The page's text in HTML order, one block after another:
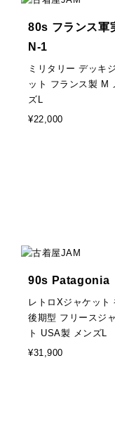
80s フランス軍
N-1
ミリタリー デッキ
ット フランス製 M
ズL
¥22,000
90s Patagonia
レトロXジャケット
後期型 フリースジ
ト USA製 メンズL
¥31,900